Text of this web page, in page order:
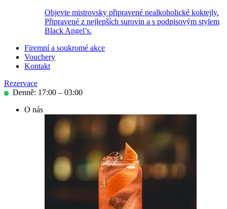
Objevte mistrovsky připravené nealkoholické koktejly.
Připravené z nejlepších surovin a s podpisovým stylem
Black Angel’s.
Firemní a soukromé akce
Vouchery
Kontakt
Rezervace
Denně: 17:00 – 03:00
O nás